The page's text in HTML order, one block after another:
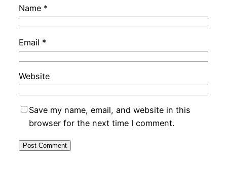
Name *
Email *
Website
Save my name, email, and website in this
browser for the next time I comment.